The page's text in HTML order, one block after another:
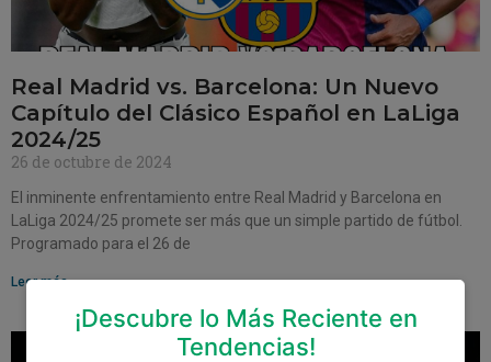
Real Madrid vs. Barcelona: Un Nuevo
Capítulo del Clásico Español en LaLiga
2024/25
26 de octubre de 2024
El inminente enfrentamiento entre Real Madrid y Barcelona en
LaLiga 2024/25 promete ser más que un simple partido de fútbol.
Programado para el 26 de
Leer más »
¡Descubre lo Más Reciente en
Tendencias!